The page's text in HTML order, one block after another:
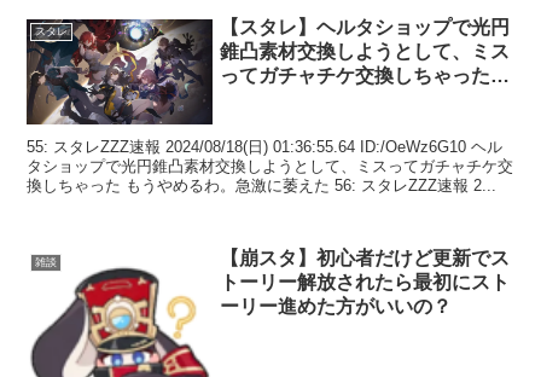
スタレ
【スタレ】ヘルタショップで光円
錐凸素材交換しようとして、ミス
ってガチャチケ交換しちゃった…
55: スタレZZZ速報 2024/08/18(日) 01:36:55.64 ID:/OeWz6G10 ヘル
タショップで光円錐凸素材交換しようとして、ミスってガチャチケ交
換しちゃった もうやめるわ。急激に萎えた 56: スタレZZZ速報 2...
雑談
【崩スタ】初心者だけど更新でス
トーリー解放されたら最初にスト
ーリー進めた方がいいの？